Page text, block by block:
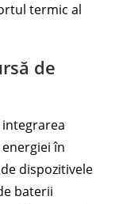
termic al
de
în
dispozitivele
baterii